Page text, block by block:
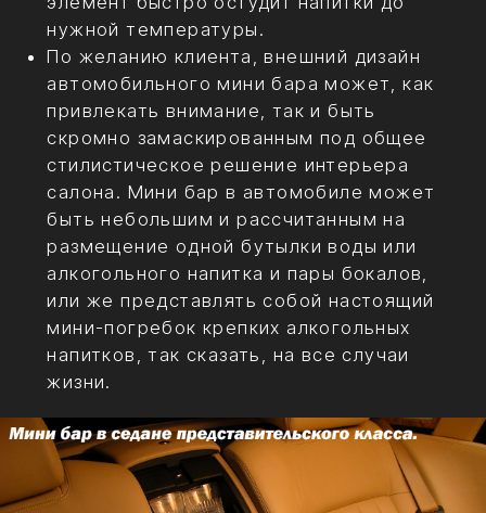
с другими элементами роскоши,
неотъемлемой опцией для VIP-автомобиля
является установка мини бара с
холодильником, что позволяет хранить в
салоне авто как холодные, так и горячие
напитки. Сегодня заказы на установку данных
опций принимают как заводы изготовители,
так и отдельные автосервисные мастерские,
занимающиеся переоборудованием VIP-
Тюнинг-салон SV-ART в г. Москва